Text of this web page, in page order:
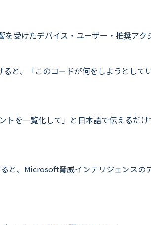
けたデバイス・ユーザー・推奨アク
、「このコードが何をしようとして
トを一覧化して」と日本語で伝える
、Microsoft脅威インテリジェンスの